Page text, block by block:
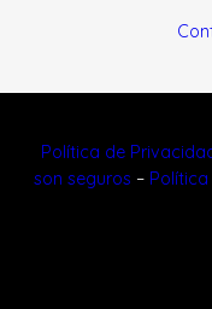
Política de
son seguros –